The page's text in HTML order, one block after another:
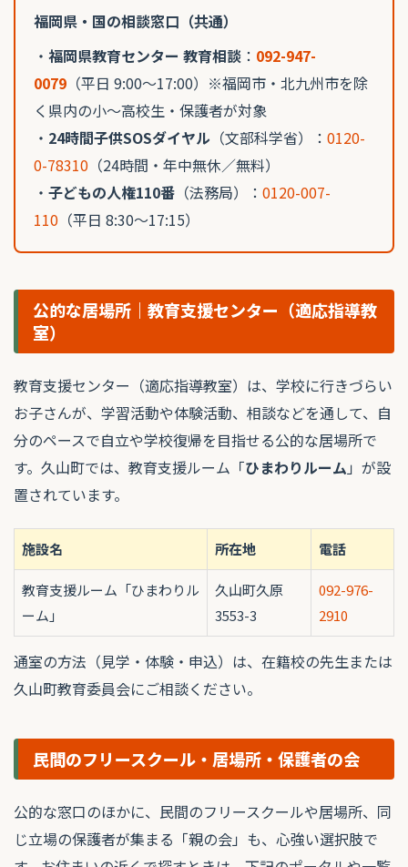
福岡県・国の相談窓口（共通）
・ 福岡県教育センター 教育相談 ： 092-947-
0079 （平日 9:00〜17:00）※福岡市・北九州市を除
く県内の小〜高校生・保護者が対象
・ 24時間子供SOSダイヤル （文部科学省）： 0120-
0-78310 （24時間・年中無休／無料）
・ 子どもの人権110番 （法務局）： 0120-007-
110 （平日 8:30〜17:15）
公的な居場所｜教育支援センター（適応指導教
室）
教育支援センター（適応指導教室）は、学校に行きづらい
お子さんが、学習活動や体験活動、相談などを通して、自
分のペースで自立や学校復帰を目指せる公的な居場所で
す。久山町では、教育支援ルーム「ひまわりルーム」が設
置されています。
施設名 所在地 電話
教育支援ルーム「ひまわりル
ーム」
久山町久原
3553-3
092-976-
2910
通室の方法（見学・体験・申込）は、在籍校の先生または
久山町教育委員会にご相談ください。
民間のフリースクール・居場所・保護者の会
公的な窓口のほかに、民間のフリースクールや居場所、同
じ立場の保護者が集まる「親の会」も、心強い選択肢で